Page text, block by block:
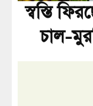
স্বস্তি
চাল-